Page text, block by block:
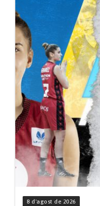
8 d'agost de 2026